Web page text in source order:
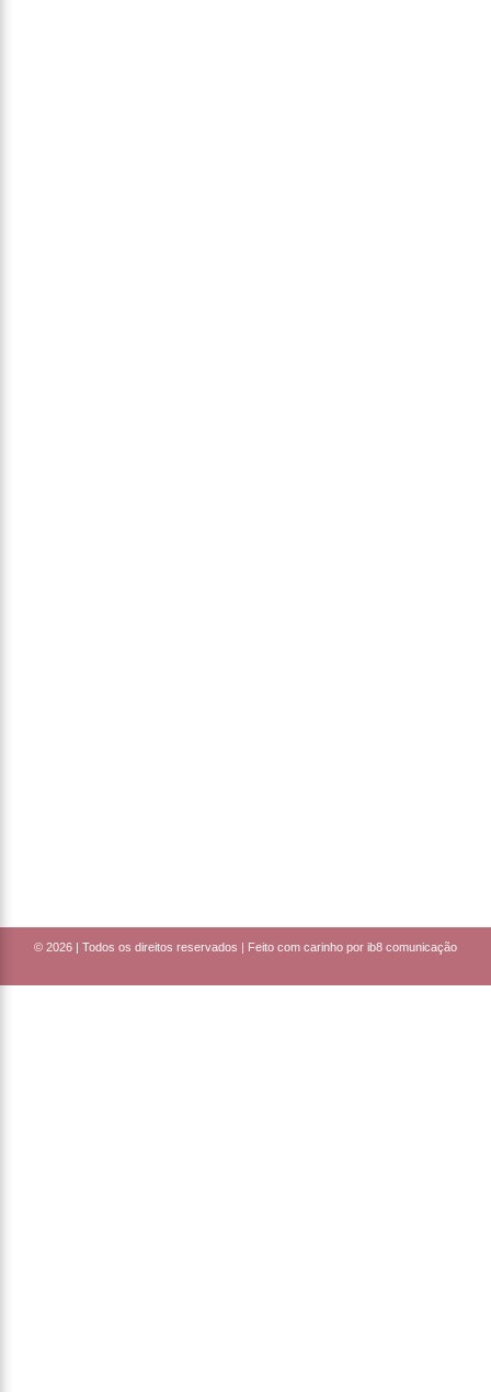
© 2026 | Todos os direitos reservados | Feito com carinho por ib8 comunicação